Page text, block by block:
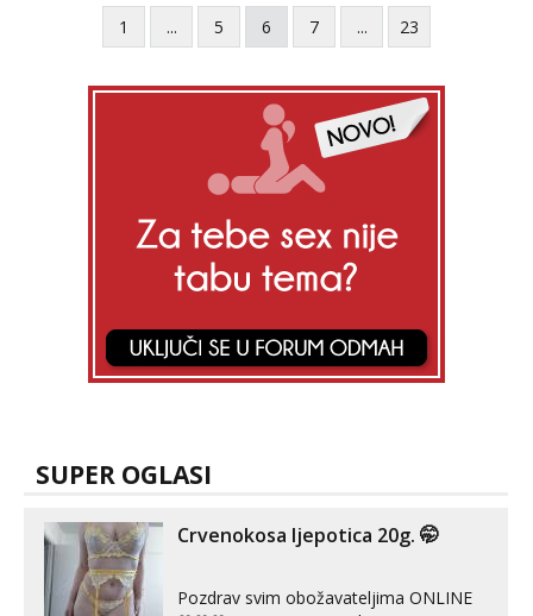
1 ... 5 6 7 ... 23
SUPER OGLASI
Crvenokosa ljepotica 20g. 🤭
Pozdrav svim obožavateljima ONLINE